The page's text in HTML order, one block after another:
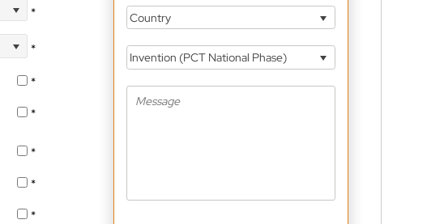
*
*
*
*
*
*
*
Country
Invention (PCT National Phase)